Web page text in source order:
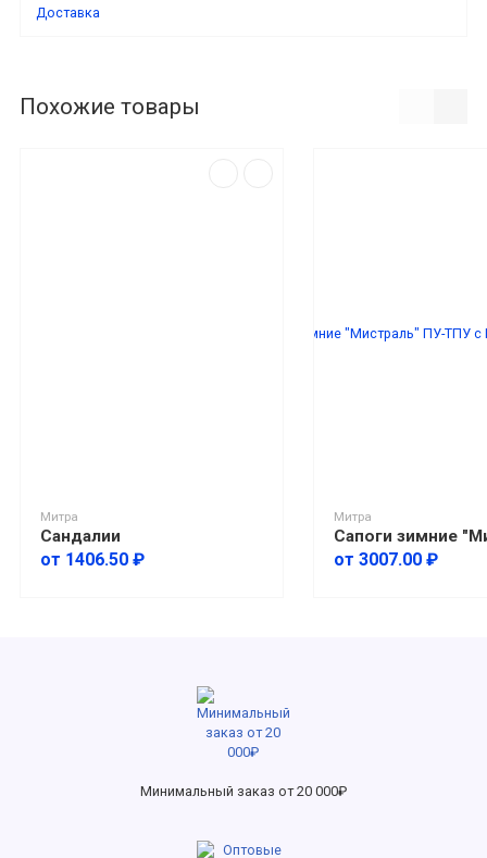
Доставка
Похожие товары
Митра
Сандалии
от 1406.50 ₽
Митра
от 3007.00 ₽
Минимальный заказ от 20 000₽